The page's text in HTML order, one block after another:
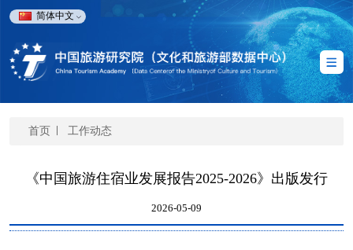
简体中文
首页 工作动态
《中国旅游住宿业发展报告2025-2026》出版发行
2026-05-09